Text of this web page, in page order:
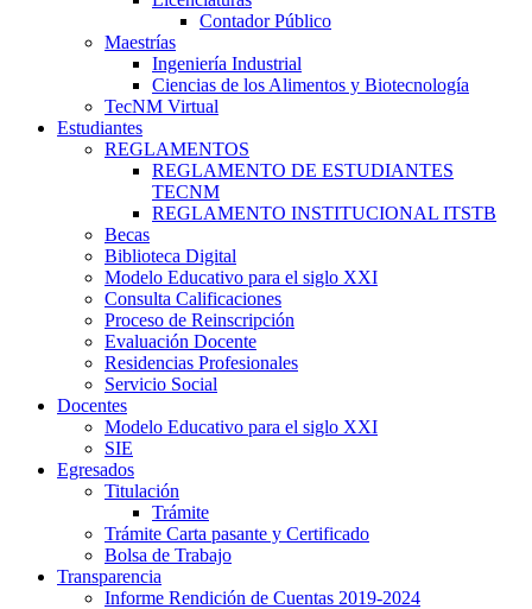
Contador Público
Maestrías
Ingeniería Industrial
Ciencias de los Alimentos y Biotecnología
TecNM Virtual
Estudiantes
REGLAMENTOS
REGLAMENTO DE ESTUDIANTES
TECNM
REGLAMENTO INSTITUCIONAL ITSTB
Becas
Biblioteca Digital
Modelo Educativo para el siglo XXI
Consulta Calificaciones
Proceso de Reinscripción
Evaluación Docente
Residencias Profesionales
Servicio Social
Docentes
Modelo Educativo para el siglo XXI
SIE
Egresados
Titulación
Trámite
Trámite Carta pasante y Certificado
Bolsa de Trabajo
Transparencia
Informe Rendición de Cuentas 2019-2024